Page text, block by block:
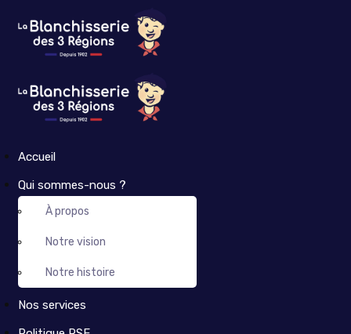
Accueil
Qui sommes-nous ?
À propos
Notre vision
Notre histoire
Nos services